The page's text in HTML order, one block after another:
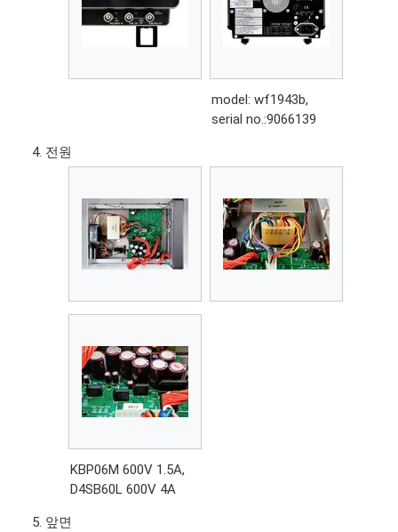
model: wf1943b,
serial no.:9066139
전원
KBP06M 600V 1.5A,
D4SB60L 600V 4A
앞면